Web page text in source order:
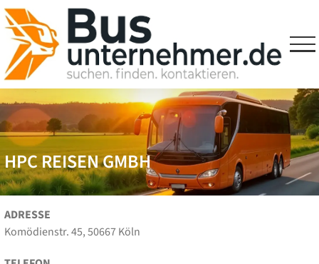
Skip
to
content
HPC REISEN GMBH
ADRESSE
Komödienstr. 45, 50667 Köln